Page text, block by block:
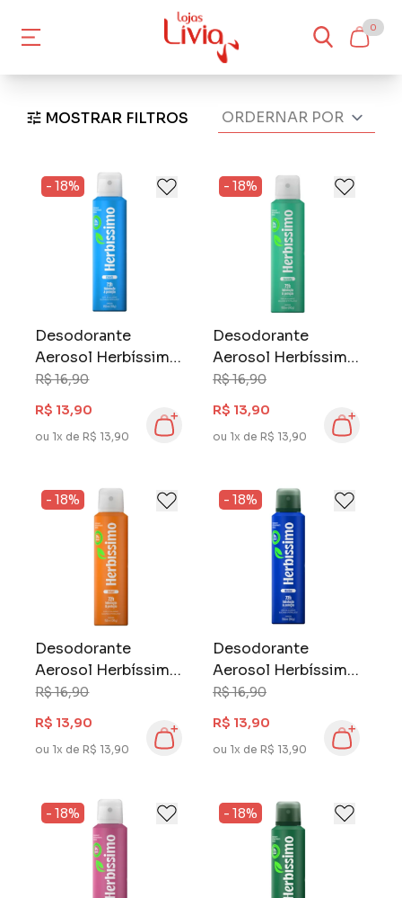
0
MOSTRAR FILTROS
Desodorante
Aerosol Herbíssimo
Zero Alumínio 150
ml Clouds
R$ 16,90
R$ 13,90
ou 1x de R$ 13,90
- 18%
Desodorante
Aerosol Herbíssimo
Zero Alumínio 150
ml Serenity
R$ 16,90
R$ 13,90
ou 1x de R$ 13,90
- 18%
Desodorante
Aerosol Herbíssimo
Zero Alumínio 150
ml Velvet
R$ 16,90
R$ 13,90
ou 1x de R$ 13,90
- 18%
Desodorante
Aerosol Herbíssimo
Zero Alumínio 150
ml Marine
R$ 16,90
R$ 13,90
ou 1x de R$ 13,90
- 18%
- 18% - 18%